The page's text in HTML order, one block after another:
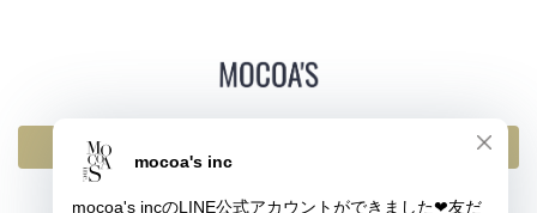
プライバシーポリシー 特定商取引法に基づく表記